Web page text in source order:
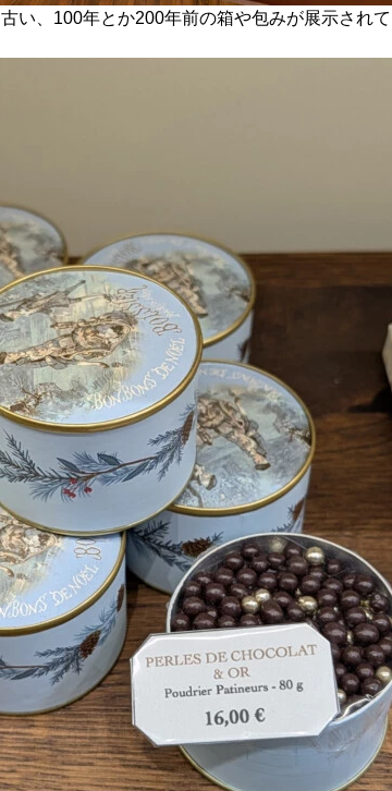
い、100年とか200年前の箱や包みが展示されて